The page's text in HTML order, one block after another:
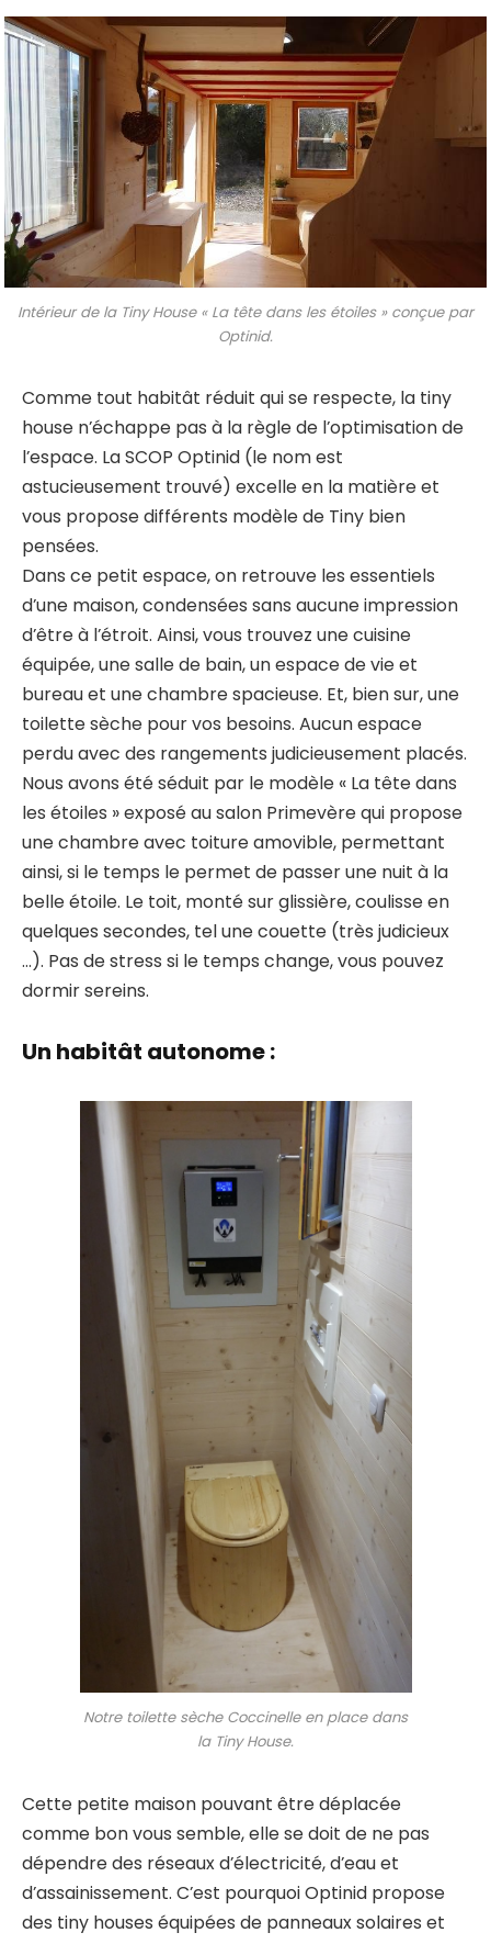
Intérieur de la Tiny House « La tête dans les étoiles » conçue par
Optinid.
Comme tout habitât réduit qui se respecte, la tiny
house n’échappe pas à la règle de l’optimisation de
l’espace. La SCOP Optinid (le nom est
astucieusement trouvé) excelle en la matière et
vous propose différents modèle de Tiny bien
pensées.
Dans ce petit espace, on retrouve les essentiels
d’une maison, condensées sans aucune impression
d’être à l’étroit. Ainsi, vous trouvez une cuisine
équipée, une salle de bain, un espace de vie et
bureau et une chambre spacieuse. Et, bien sur, une
toilette sèche pour vos besoins. Aucun espace
perdu avec des rangements judicieusement placés.
Nous avons été séduit par le modèle « La tête dans
les étoiles » exposé au salon Primevère qui propose
une chambre avec toiture amovible, permettant
ainsi, si le temps le permet de passer une nuit à la
belle étoile. Le toit, monté sur glissière, coulisse en
quelques secondes, tel une couette (très judicieux
…). Pas de stress si le temps change, vous pouvez
dormir sereins.
Un habitât autonome :
Notre toilette sèche Coccinelle en place dans
la Tiny House.
Cette petite maison pouvant être déplacée
comme bon vous semble, elle se doit de ne pas
dépendre des réseaux d’électricité, d’eau et
d’assainissement. C’est pourquoi Optinid propose
des tiny houses équipées de panneaux solaires et